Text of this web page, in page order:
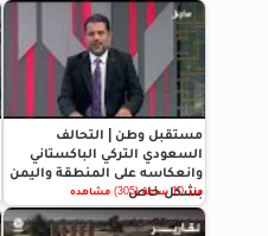
مستقبل وطن | التحالف
السعودي التركي الباكستاني
وانعكاسه على المنطقة واليمن
بشكل خاص
منذ 10 ساعة (305) مشاهده